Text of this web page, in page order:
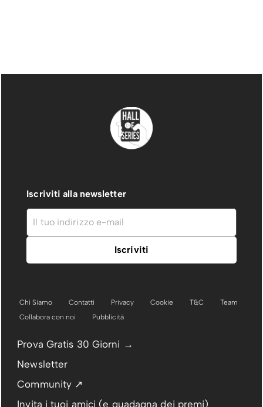
Iscriviti alla newsletter
Chi Siamo Contatti Privacy Cookie T&C
Team
Collabora con noi
Pubblicità
Prova Gratis 30 Giorni →
Newsletter
Community ↗
Invita i tuoi amici (e guadagna dei premi)